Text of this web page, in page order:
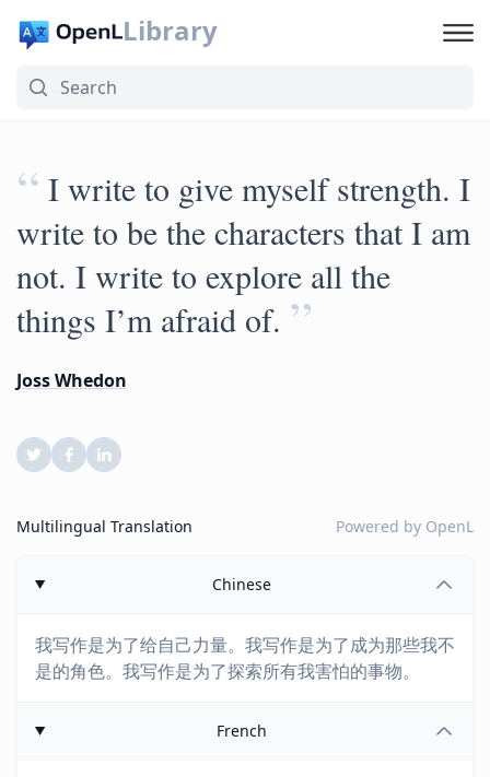
Library
“ I write to give myself strength. I
write to be the characters that I am
not. I write to explore all the
things I’m afraid of. ”
Joss Whedon
Multilingual Translation Powered by OpenL
Chinese
我写作是为了给自己力量。我写作是为了成为那些我不
是的角色。我写作是为了探索所有我害怕的事物。
French